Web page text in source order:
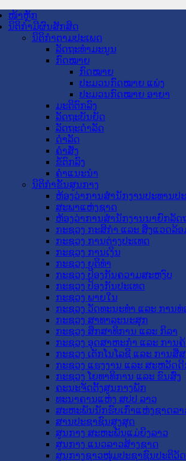
ໜ້າຫຼັກ
ນິຕິກໍາມີຜົນສັກສິດ
ນິຕິກໍາຕາມປະເພດ
ລັດຖະທໍາມະນູນ
ກົດໝາຍ
ກົດໝາຍ
ປະມວນກົດໝາຍ ແພ່ງ
ປະມວນກົດໝາຍ ອາຍາ
ມະຕິຕົກລົງ
ລັດຖະບັນຍັດ
ລັດຖະດໍາລັດ
ດໍາລັດ
ຄໍາສັ່ງ
ຂໍ້ຕົກລົງ
ຄໍາແນະນໍາ
ນິຕິກໍາຂັ້ນສູນກາງ
ຫ້ອງວ່າການສໍານັກງານປະທານປ
ສະພາແຫ່ງຊາດ
ຫ້ອງວ່າການສຳນັກງານນາຍົກລັດ
ກະຊວງ ກະສິກຳ ແລະ ສິ່ງແວດລ້ອ
ກະຊວງ ການຕ່າງປະເທດ
ກະຊວງ ການເງິນ
ກະຊວງ ຍຸຕິທໍາ
ກະຊວງ ປ້ອງກັນຄວາມສະຫງົບ
ກະຊວງ ປ້ອງກັນປະເທດ
ກະຊວງ ພາຍໃນ
ກະຊວງ ວັດທະນະທຳ ແລະ ການທ່
ກະຊວງ ສາທາລະນະສຸກ
ກະຊວງ ສຶກສາທິການ ແລະ ກິລາ
ກະຊວງ ອຸດສາຫະກຳ ແລະ ການຄ້
ກະຊວງ ເຕັກໂນໂລຊີ ແລະ ການສື່
ກະຊວງ ແຮງງານ ແລະ ສະຫວັດ
ກະຊວງ ໂຍທາທິການ ແລະ ຂົນສົ່ງ
ຄະນະຈັດຕັ້ງສູນກາງພັກ
ທະນາຄານແຫ່ງ ສປປ ລາວ
ສະຫະພັນນັກຮົບເກົ່າແຫ່ງຊາດລາ
ສານປະຊາຊົນສູງສຸດ
ສູນກາງ ສະຫະພັນແມ່ຍິງລາວ
ສູນກາງ ແນວລາວສ້າງຊາດ
ສູນກາງຊາວໜຸ່ມປະຊາຊົນປະຕິວັ